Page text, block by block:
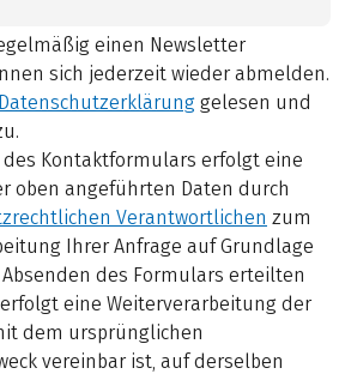
einen Newsletter
sich jederzeit wieder abmelden.
Datenschutzerklärung gelesen und
des Kontaktformulars erfolgt eine
oben angeführten Daten durch
Verantwortlichen zum
Ihrer Anfrage auf Grundlage
Absenden des Formulars erteilten
erfolgt eine Weiterverarbeitung der
dem ursprünglichen
vereinbar ist, auf derselben